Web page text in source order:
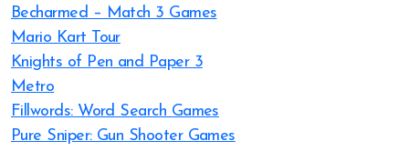
Becharmed – Match 3 Games
Mario Kart Tour
Knights of Pen and Paper 3
Metro
Fillwords: Word Search Games
Pure Sniper: Gun Shooter Games